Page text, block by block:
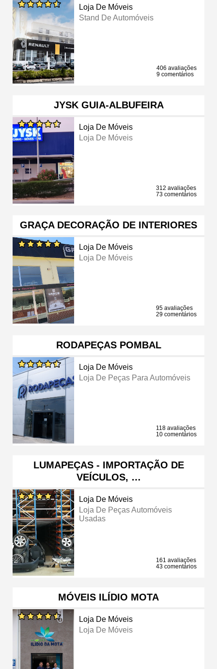
Loja De Móveis
Stand De Automóveis
406 avaliações
9 comentários
JYSK GUIA-ALBUFEIRA
Loja De Móveis
Loja De Móveis
312 avaliações
73 comentários
GRAÇA DECORAÇÃO DE INTERIORES
Loja De Móveis
Loja De Móveis
95 avaliações
29 comentários
RODAPEÇAS POMBAL
Loja De Móveis
Loja De Peças Para Automóveis
118 avaliações
10 comentários
LUMAPEÇAS - IMPORTAÇÃO DE
VEÍCULOS, …
Loja De Móveis
Loja De Peças Automóveis
Usadas
161 avaliações
43 comentários
MÓVEIS ILÍDIO MOTA
Loja De Móveis
Loja De Móveis